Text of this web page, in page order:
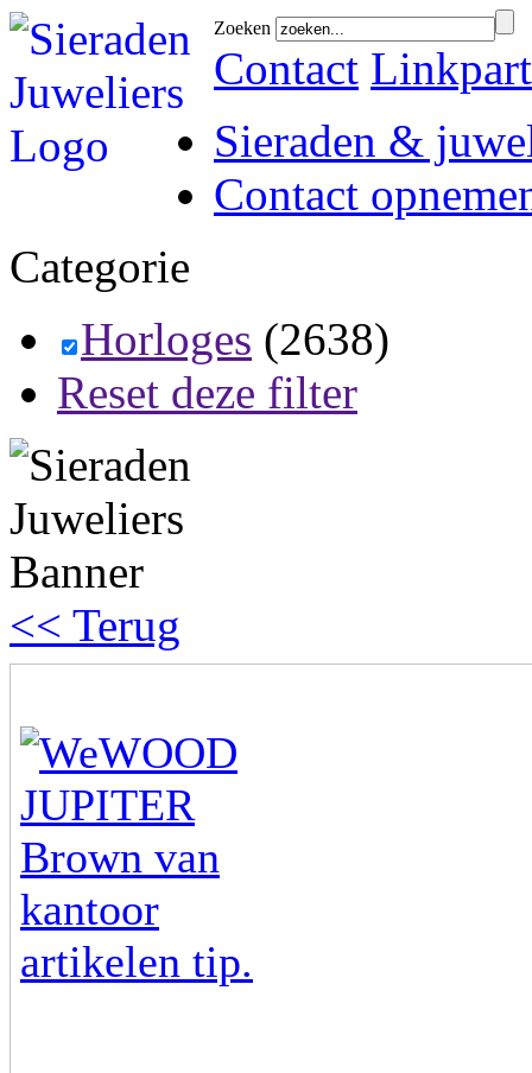
Zoeken
Contact
Sieraden &
Contact
Categorie
Horloges (2638)
Reset deze filter
<< Terug